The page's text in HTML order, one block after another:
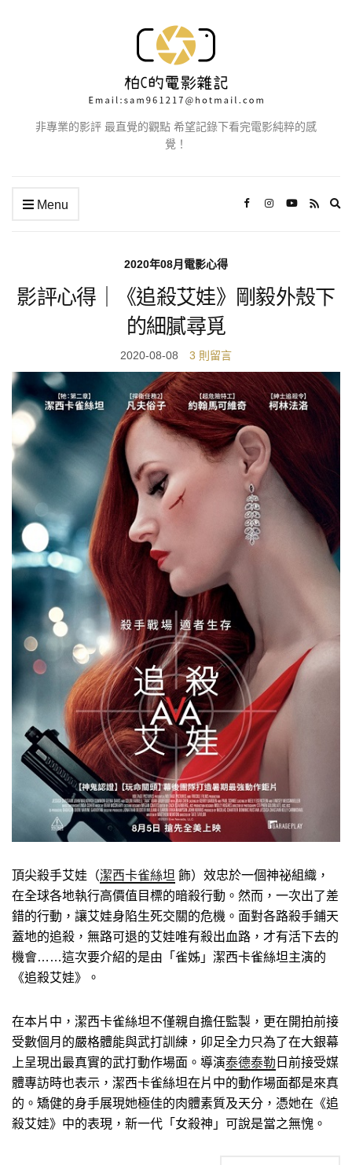
非專業的影評 最直覺的觀點 希望記錄下看完電影純粹的感
覺！
Menu
2020年08月電影心得
影評心得｜《追殺艾娃》剛毅外殼下
的細膩尋覓
2020-08-08 3 則留言
頂尖殺手艾娃（潔西卡雀絲坦 飾）效忠於一個神祕組織，
在全球各地執行高價值目標的暗殺行動。然而，一次出了差
錯的行動，讓艾娃身陷生死交關的危機。面對各路殺手鋪天
蓋地的追殺，無路可退的艾娃唯有殺出血路，才有活下去的
機會……這次要介紹的是由「雀姊」潔西卡雀絲坦主演的
《追殺艾娃》。
在本片中，潔西卡雀絲坦不僅親自擔任監製，更在開拍前接
受數個月的嚴格體能與武打訓練，卯足全力只為了在大銀幕
上呈現出最真實的武打動作場面。導演泰德泰勒 日前接受媒
體專訪時也表示，潔西卡雀絲坦在片中的動作場面都是來真
的。矯健的身手展現她極佳的肉體素質及天分，憑她在《追
殺艾娃》中的表現，新一代「女殺神」可說是當之無愧。